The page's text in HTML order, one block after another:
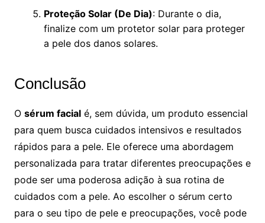
Proteção Solar (De Dia): Durante o dia,
finalize com um protetor solar para proteger
a pele dos danos solares.
Conclusão
O sérum facialé, sem dúvida, um produto essencial
para quem busca cuidados intensivos e resultados
rápidos para a pele. Ele oferece uma abordagem
personalizada para tratar diferentes preocupações e
pode ser uma poderosa adição à sua rotina de
cuidados com a pele. Ao escolher o sérum certo
para o seu tipo de pele e preocupações, você pode